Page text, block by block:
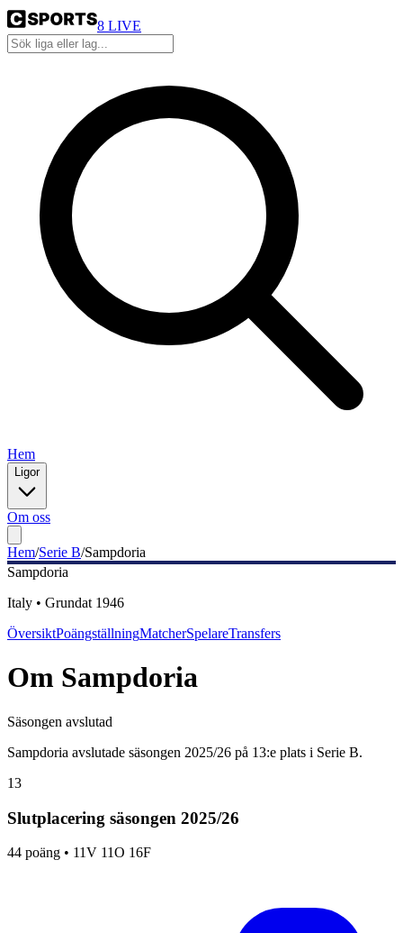
8 LIVE
Hem
Ligor
Om oss
Hem/Serie B/Sampdoria
Sampdoria
Italy • Grundat 1946
ÖversiktPoängställningMatcherSpelareTransfers
Om Sampdoria
Säsongen avslutad
Sampdoria avslutade säsongen 2025/26 på 13:e plats i Serie B.
13
Slutplacering säsongen 2025/26
44 poäng • 11V 11O 16F